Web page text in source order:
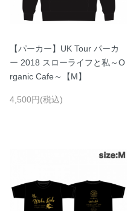
【パーカー】UK Tour パーカ
ー 2018 スローライフと私～O
rganic Cafe～【M】
4,500円(税込)